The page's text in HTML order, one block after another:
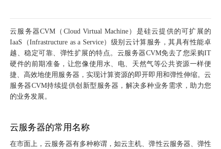
云服务器CVM（Cloud Virtual Machine）是硅云提供的可扩展的
IaaS（Infrastructure as a Service）级别云计算服务，其具有性能卓
越、稳定可靠、弹性扩展的特点。云服务器CVM免去了您采购IT
硬件的前期准备，让您像使用水、电、天然气等公共资源一样便
捷、高效地使用服务器，实现计算资源的即开即用和弹性伸缩。云
服务器CVM持续提供创新型服务器，解决多种业务需求，助力您
的业务发展。
云服务器的常用名称
在市面上，云服务器有多种称谓，如云主机、弹性云服务器、弹性